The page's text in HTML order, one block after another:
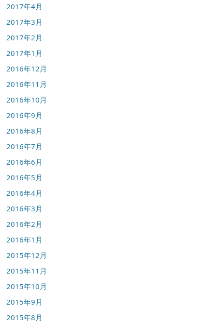
2017年4月
2017年3月
2017年2月
2017年1月
2016年12月
2016年11月
2016年10月
2016年9月
2016年8月
2016年7月
2016年6月
2016年5月
2016年4月
2016年3月
2016年2月
2016年1月
2015年12月
2015年11月
2015年10月
2015年9月
2015年8月